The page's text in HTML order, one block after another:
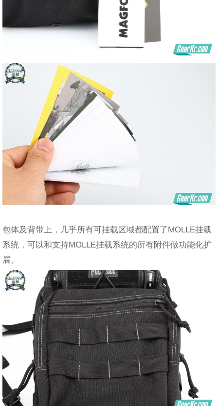
包体及背带上，几乎所有可挂载区域都配置了MOLLE挂载
系统，可以和支持MOLLE挂载系统的所有附件做功能化扩
展。